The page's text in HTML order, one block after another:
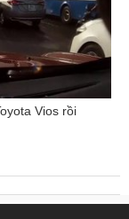
Vios rồi